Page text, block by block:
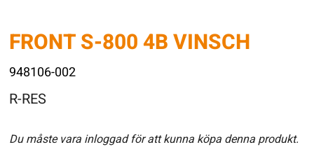
FRONT S-800 4B VINSCH
948106-002
R-RES
Du måste vara inloggad för att kunna köpa denna produkt.